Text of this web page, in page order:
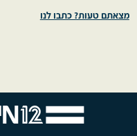
מצאתם טעות? כתבו לנו